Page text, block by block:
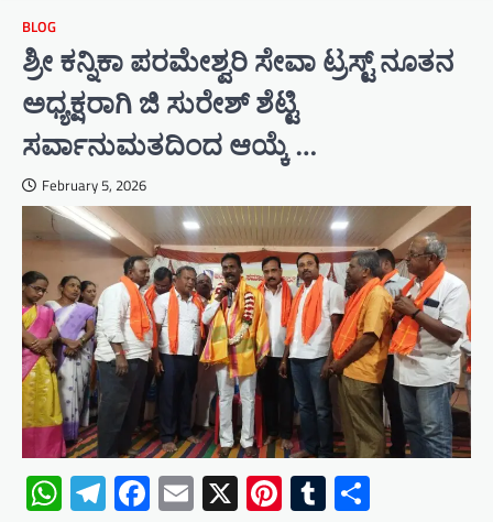
BLOG
ಶ್ರೀ ಕನ್ನಿಕಾ ಪರಮೇಶ್ವರಿ ಸೇವಾ ಟ್ರಸ್ಟ್ ನೂತನ
ಅಧ್ಯಕ್ಷರಾಗಿ ಜಿ ಸುರೇಶ್ ಶೆಟ್ಟಿ
ಸರ್ವಾನುಮತದಿಂದ ಆಯ್ಕೆ …
February 5, 2026
WhatsApp
Telegram
Facebook
Email
X Pinterest
Tumblr